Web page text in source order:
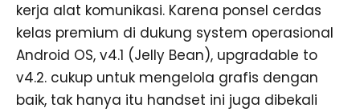
kerja alat komunikasi. Karena ponsel cerdas
kelas premium di dukung system operasional
Android OS, v4.1 (Jelly Bean), upgradable to
v4.2. cukup untuk mengelola grafis dengan
baik, tak hanya itu handset ini juga dibekali